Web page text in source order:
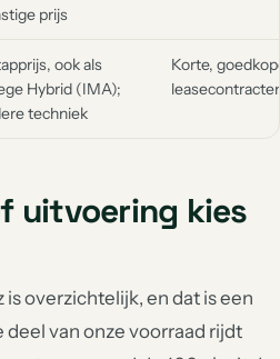
prijs
ook als
Hybrid (IMA);
techniek
Korte,
uitvoering kies
overzichtelijk, en dat is een
van onze voorraad rijdt